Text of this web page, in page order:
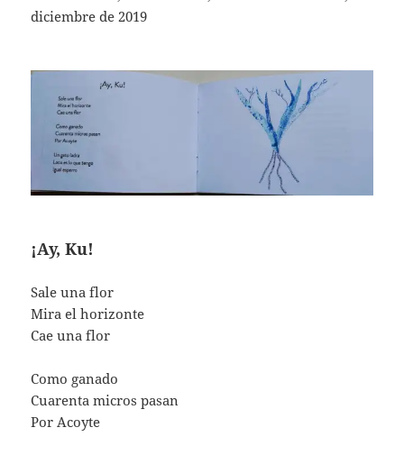
diciembre de 2019
¡Ay, Ku!
Sale una flor
Mira el horizonte
Cae una flor
Como ganado
Cuarenta micros pasan
Por Acoyte